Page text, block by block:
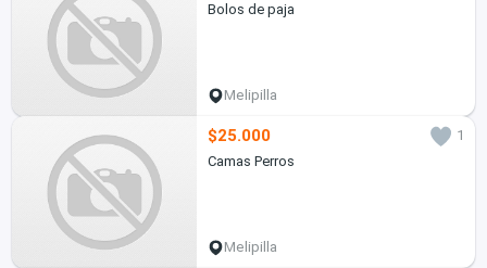
Bolos de paja
Melipilla
$25.000
1
Camas Perros
Melipilla